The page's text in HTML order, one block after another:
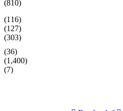
(810)
(116)
(127)
(303)
(36)
(1,400)
(7)